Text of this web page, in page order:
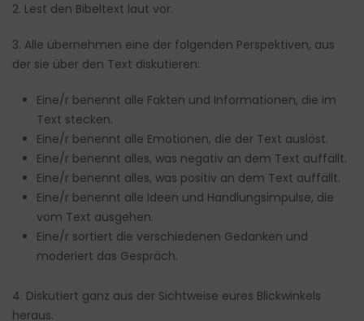
2. Lest den Bibeltext laut vor.
3. Alle übernehmen eine der folgenden Perspektiven, aus
der sie über den Text diskutieren:
Eine/r benennt alle Fakten und Informationen, die im
Text stecken.
Eine/r benennt alle Emotionen, die der Text auslöst.
Eine/r benennt alles, was negativ an dem Text auffällt.
Eine/r benennt alles, was positiv an dem Text auffällt.
Eine/r benennt alle Ideen und Handlungsimpulse, die
vom Text ausgehen.
Eine/r sortiert die verschiedenen Gedanken und
moderiert das Gespräch.
4. Diskutiert ganz aus der Sichtweise eures Blickwinkels
heraus.